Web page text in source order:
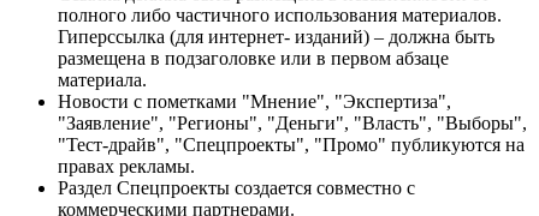
полного либо частичного использования материалов.
Гиперссылка (для интернет- изданий) – должна быть
размещена в подзаголовке или в первом абзаце
материала.
Новости с пометками "Мнение", "Экспертиза",
"Заявление", "Регионы", "Деньги", "Власть", "Выборы",
"Тест-драйв", "Спецпроекты", "Промо" публикуются на
правах рекламы.
Раздел Спецпроекты создается совместно с
коммерческими партнерами.